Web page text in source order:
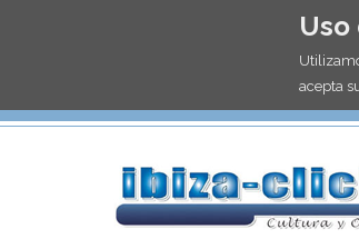
Uso
acepta